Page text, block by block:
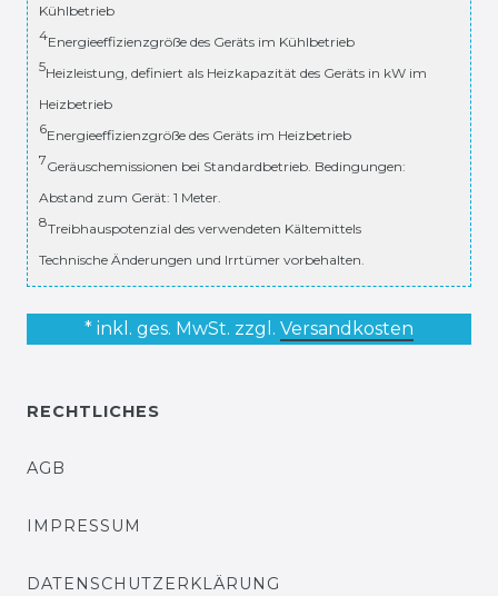
Kühlbetrieb
4Energieeffizienzgröße des Geräts im Kühlbetrieb
5Heizleistung, definiert als Heizkapazität des Geräts in kW im
Heizbetrieb
6Energieeffizienzgröße des Geräts im Heizbetrieb
7Geräuschemissionen bei Standardbetrieb. Bedingungen:
Abstand zum Gerät: 1 Meter.
8Treibhauspotenzial des verwendeten Kältemittels
Technische Änderungen und Irrtümer vorbehalten.
* inkl. ges. MwSt. zzgl. Versandkosten
RECHTLICHES
AGB
IMPRESSUM
DATENSCHUTZERKLÄRUNG